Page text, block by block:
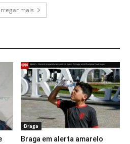
mais
Braga
Braga em alerta amarelo